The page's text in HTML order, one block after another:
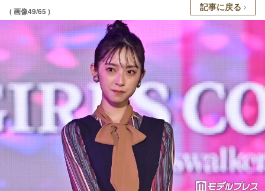
( 画像49/65 ) 記事に戻る